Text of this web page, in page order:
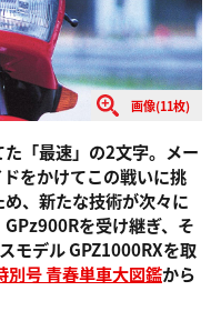
画像(11枚)
「最速」の2文字。メー
をかけてこの戦いに挑
、新たな技術が次々に
を受け継ぎ、そ
モデル GPZ1000RXを取
別号 青春単車大図鑑から